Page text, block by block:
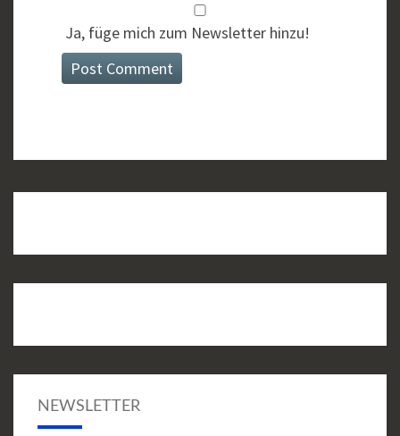
Ja, füge mich zum Newsletter hinzu!
NEWSLETTER